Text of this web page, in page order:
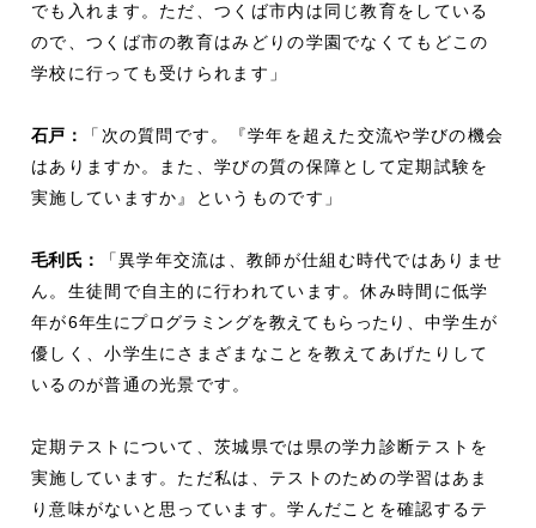
でも入れます。ただ、つくば市内は同じ教育をしている
ので、つくば市の教育はみどりの学園でなくてもどこの
学校に行っても受けられます」
石戸：
「次の質問です。『学年を超えた交流や学びの機会
はありますか。また、学びの質の保障として定期試験を
実施していますか』というものです」
毛利 氏：
「異学年交流は、教師が仕組む時代ではありませ
ん。生徒間で自主的に行われています。休み時間に低学
年が6年生にプログラミングを教えてもらったり 、中学生が
優しく、小学生にさまざまなことを教えてあげたりして
いるのが普通の光景です。
定期テストについて、茨城県では県の学力診断テストを
実施しています。ただ私は、テストのための学習はあま
り意味がないと思っています。学んだことを確認するテ